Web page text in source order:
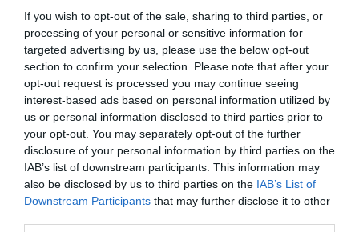
If you wish to opt-out of the sale, sharing to third parties, or
processing of your personal or sensitive information for
targeted advertising by us, please use the below opt-out
section to confirm your selection. Please note that after your
opt-out request is processed you may continue seeing
interest-based ads based on personal information utilized by
us or personal information disclosed to third parties prior to
your opt-out. You may separately opt-out of the further
disclosure of your personal information by third parties on the
IAB’s list of downstream participants. This information may
also be disclosed by us to third parties on the IAB’s List of
Downstream Participants that may further disclose it to other
Δεν είναι η συνεπιμέλεια ένα ζητούμενο του
φεμινισμού; Τι μπορεί να πάει λάθος; Έχουμε
ένα πολύ ενδιαφέρον ρεπορτάζ με μαρτυρίες
και επιστημονικές απόψεις.